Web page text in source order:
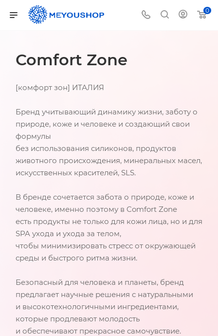
0
Comfort Zone
[комфорт зон] ИТАЛИЯ
Бренд учитывающий динамику жизни, заботу о
природе, коже и человеке и создающий свои
формулы
без использования силиконов, продуктов
животного происхождения, минеральных масел,
искусственных красителей, SLS.
В бренде сочетается забота о природе, коже и
человеке, именно поэтому в Comfort Zone
есть продукты не только для кожи лица, но и для
SPA ухода и ухода за телом,
чтобы минимизировать стресс от окружающей
среды и быстрого ритма жизни.
Безопасный для человека и планеты, бренд
предлагает научные решения с натуральными
и высокотехнологичными ингредиентами,
которые продлевают молодость
и обеспечивают прекрасное самочувствие.